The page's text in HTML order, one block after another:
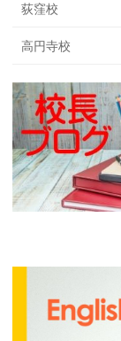
荻窪校
高円寺校